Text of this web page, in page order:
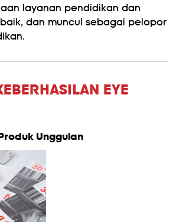
layanan pendidikan dan
dan muncul sebagai pelopor
EYE
Unggulan